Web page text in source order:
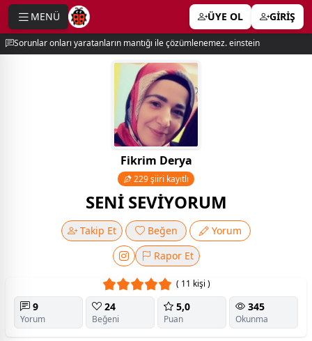
MENÜ ÜYE OL GİRİŞ
Sorunlar onları yaratanların mantığı ile çözümlenemez. einstein
Fikrim Derya
229 şiiri kayıtlı
SENİ SEVİYORUM
Takip Et Beğen
Yorum
Rapor Et
( 11 kişi )
9
Yorum
24
Beğeni
5,0
Puan
345
Okunma
menu